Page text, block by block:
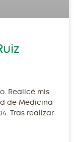
Realicé mis
de Medicina
Tras realizar